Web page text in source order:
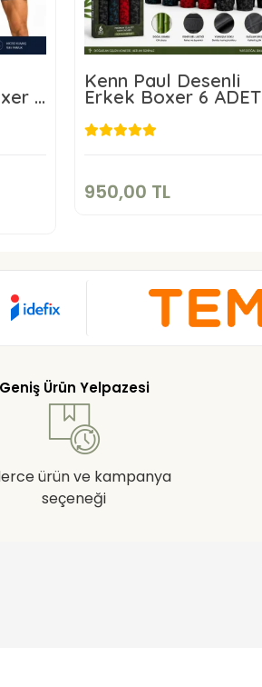
6
Kenn Paul Desenli
Erkek Boxer 6 ADET
950,00 TL
950,00 TL
Geniş Ürün Yelpazesi
ürün ve kampanya
seçeneği